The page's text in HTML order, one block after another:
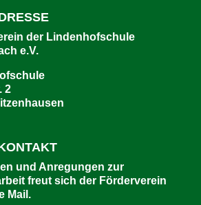
der Lindenhofschule
e.V.
2
und Anregungen zur
freut sich der Förderverein
Mail.